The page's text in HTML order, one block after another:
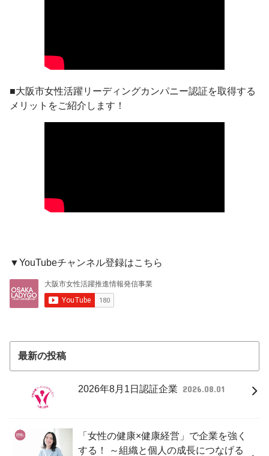
■大阪市女性活躍リーディングカンパニー認証を取得する
メリットをご紹介します！
▼YouTubeチャンネル登録はこちら
最新の投稿
2026年8月1日認証企業 2026.08.01
「女性の健康×健康経営」で企業を強く
する！ ～組織と個人の成長につなげる